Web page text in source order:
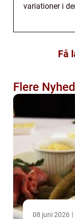
variationer i
Få
Flere
08 juni 2026